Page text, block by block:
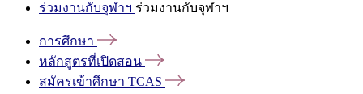
ร่วมงานกับจุฬาฯ ร่วมงานกับจุฬาฯ
การศึกษา
หลักสูตรที่เปิดสอน
สมัครเข้าศึกษา TCAS